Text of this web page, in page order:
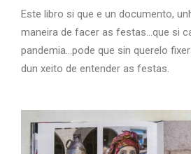
Este libro si que e un documento,
maneira de facer as festas…que si
pandemia…pode que sin querelo
dun xeito de entender as festas.